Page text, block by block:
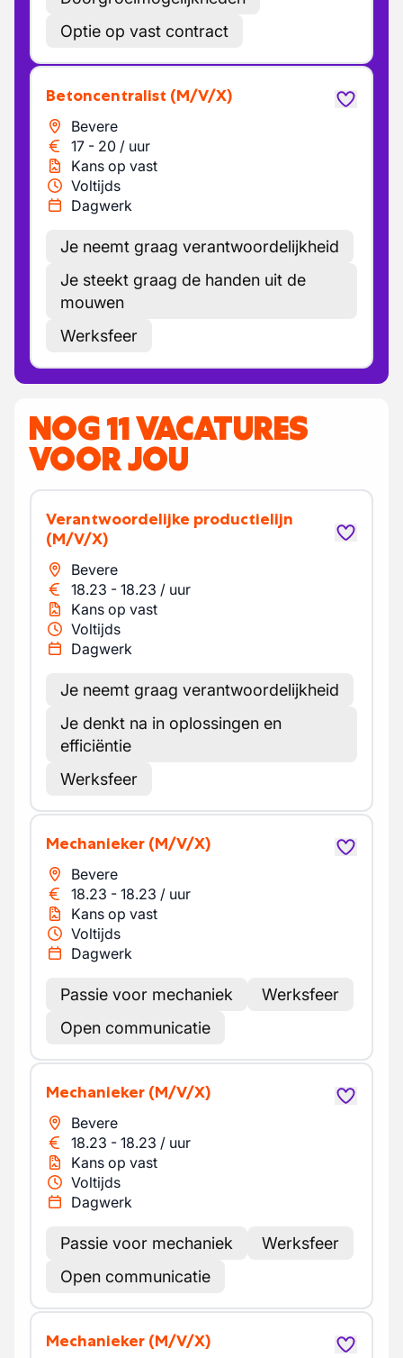
Optie op vast contract
Betoncentralist (M/V/X)
Bevere
17 - 20 / uur
Kans op vast
Voltijds
Dagwerk
Je neemt graag verantwoordelijkheid
Je steekt graag de handen uit de
mouwen
Werksfeer
NOG 11 VACATURES
VOOR JOU
Verantwoordelijke productielijn
(M/V/X)
Bevere
18.23 - 18.23 / uur
Kans op vast
Voltijds
Dagwerk
Je neemt graag verantwoordelijkheid
Je denkt na in oplossingen en
efficiëntie
Werksfeer
Mechanieker (M/V/X)
Bevere
18.23 - 18.23 / uur
Kans op vast
Voltijds
Dagwerk
Passie voor mechaniek
Werksfeer
Open communicatie
Mechanieker (M/V/X)
Bevere
18.23 - 18.23 / uur
Kans op vast
Voltijds
Dagwerk
Passie voor mechaniek
Werksfeer
Open communicatie
Mechanieker (M/V/X)